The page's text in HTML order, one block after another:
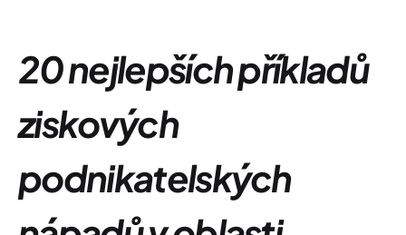
20 nejlepších příkladů
ziskových
podnikatelských